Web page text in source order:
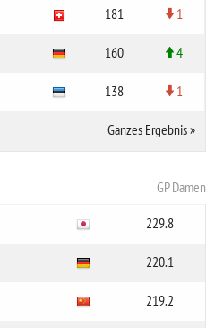
181 1
160 4
138 1
Ganzes Ergebnis»
GP Damen
229.8
220.1
219.2